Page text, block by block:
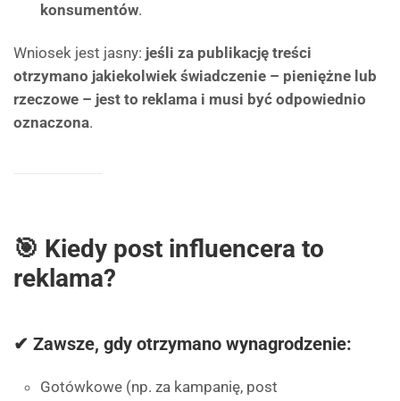
konsumentów.
Wniosek jest jasny: jeśli za publikację treści
otrzymano jakiekolwiek świadczenie – pieniężne lub
rzeczowe – jest to reklama i musi być odpowiednio
oznaczona.
🎯 Kiedy post influencera to
reklama?
✔ Zawsze, gdy otrzymano wynagrodzenie:
Gotówkowe (np. za kampanię, post